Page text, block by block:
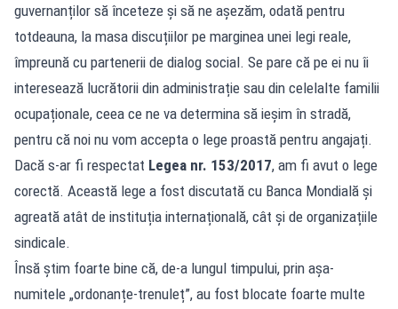
guvernanților să înceteze și să ne așezăm, odată pentru
totdeauna, la masa discuțiilor pe marginea unei legi reale,
împreună cu partenerii de dialog social. Se pare că pe ei nu îi
interesează lucrătorii din administrație sau din celelalte familii
ocupaționale, ceea ce ne va determina să ieșim în stradă,
pentru că noi nu vom accepta o lege proastă pentru angajați.
Dacă s-ar fi respectat Legea nr. 153/2017, am fi avut o lege
corectă. Această lege a fost discutată cu Banca Mondială și
agreată atât de instituția internațională, cât și de organizațiile
sindicale.
Însă știm foarte bine că, de-a lungul timpului, prin așa-
numitele „ordonanțe-trenuleț”, au fost blocate foarte multe